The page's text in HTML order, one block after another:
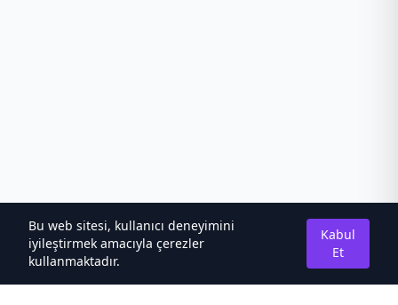
Bu web sitesi, kullanıcı deneyimini
iyileştirmek amacıyla çerezler
kullanmaktadır.
Kabul
Et